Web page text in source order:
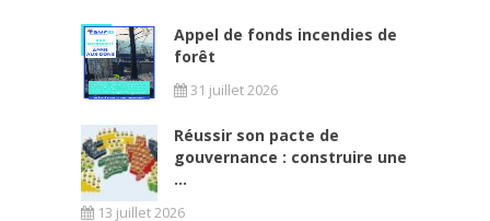
Appel de fonds incendies de
forêt
31 juillet 2026
Réussir son pacte de
gouvernance : construire une
...
13 juillet 2026